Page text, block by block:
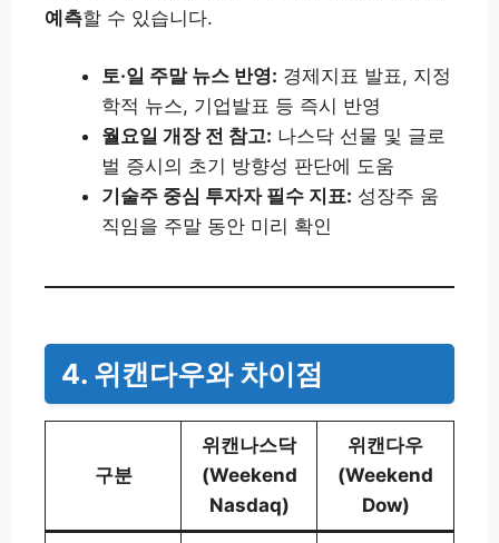
예측할 수 있습니다.
토·일 주말 뉴스 반영: 경제지표 발표, 지정
학적 뉴스, 기업발표 등 즉시 반영
월요일 개장 전 참고: 나스닥 선물 및 글로
벌 증시의 초기 방향성 판단에 도움
기술주 중심 투자자 필수 지표: 성장주 움
직임을 주말 동안 미리 확인
4. 위캔다우와 차이점
구분
위캔나스닥
(Weekend
Nasdaq)
위캔다우
(Weekend
Dow)